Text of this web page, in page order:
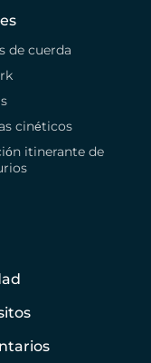
de cuerda
cinéticos
itinerante de